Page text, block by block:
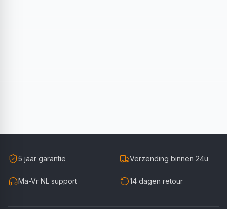
5 jaar garantie Verzending binnen 24u
Ma-Vr NL support 14 dagen retour